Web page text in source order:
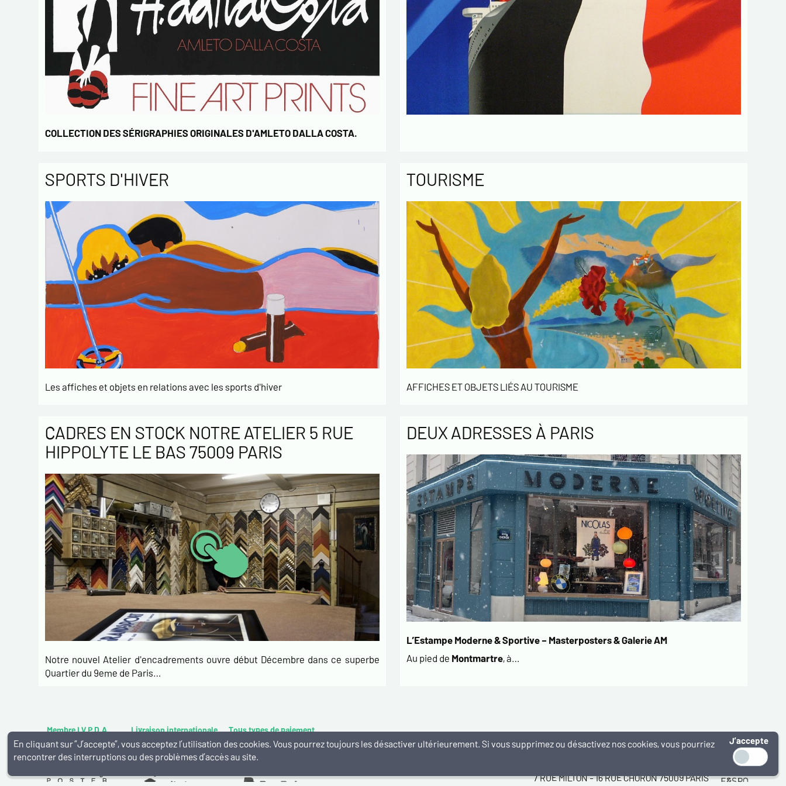
COLLECTION DES SÉRIGRAPHIES ORIGINALES D'AMLETO DALLA COSTA.
SPORTS D'HIVER
Les affiches et objets en relations avec les sports d'hiver
TOURISME
AFFICHES ET OBJETS LIÉS AU TOURISME
CADRES EN STOCK NOTRE ATELIER 5 RUE
HIPPOLYTE LE BAS 75009 PARIS
Notre nouvel Atelier d'encadrements ouvre début Décembre dans ce superbe
Quartier du 9eme de Paris…
DEUX ADRESSES À PARIS
L’Estampe Moderne & Sportive – Masterposters & Galerie AM
Au pied de Montmartre, à…
Membre I.V.P.D.A Livraison internationale Tous types de paiement
WWW.MASTERPOSTERS.COM
7 RUE MILTON - 16 RUE CHORON 75009 PARIS
J’accepte
En cliquant sur ”J’accepte”, vous acceptez l’utilisation des cookies. Vous pourrez toujours les désactiver ultérieurement. Si vous supprimez ou désactivez nos cookies, vous pourriez
rencontrer des interruptions ou des problèmes d’accès au site.